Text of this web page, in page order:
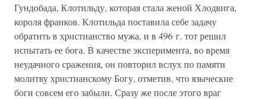
Гундобада, Клотильду, которая стала женой Хлодвига,
короля франков. Клотильда поставила себе задачу
обратить в христианство мужа, и в 496 г. тот решил
испытать ее бога. В качестве эксперимента, во время
неудачного сражения, он повторил вслух по памяти
молитву христианскому Богу, отметив, что языческие
боги совсем его забыли. Сразу же после этого враг